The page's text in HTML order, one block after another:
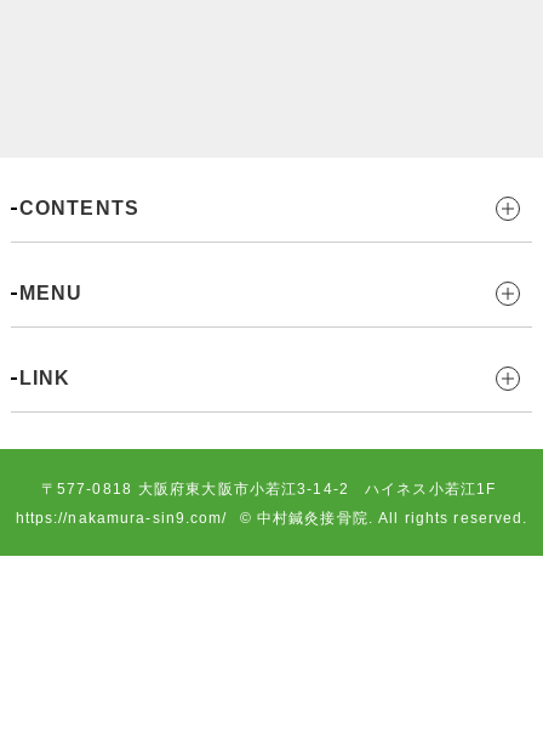
CONTENTS
MENU
LINK
〒577-0818 大阪府東大阪市小若江3-14-2 ハイネス小若江1F
https://nakamura-sin9.com/
© 中村鍼灸接骨院. All rights reserved.